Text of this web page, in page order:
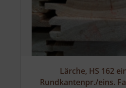
Lärche, HS 162
Rundkantenpr./eins.